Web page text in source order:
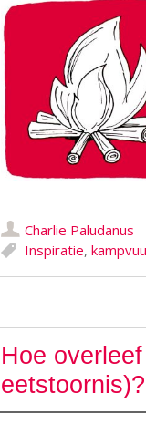
Charlie Paludanus
Inspiratie,
Hoe